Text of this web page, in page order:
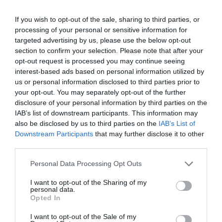
If you wish to opt-out of the sale, sharing to third parties, or
processing of your personal or sensitive information for
targeted advertising by us, please use the below opt-out
section to confirm your selection. Please note that after your
opt-out request is processed you may continue seeing
interest-based ads based on personal information utilized by
us or personal information disclosed to third parties prior to
your opt-out. You may separately opt-out of the further
disclosure of your personal information by third parties on the
IAB’s list of downstream participants. This information may
also be disclosed by us to third parties on the IAB’s List of
Downstream Participants that may further disclose it to other
Personal Data Processing Opt Outs
I want to opt-out of the Sharing of my
personal data.
Opted In
I want to opt-out of the Sale of my
Συνεχίζοντας στον ίδιο τόνο, ο βουλευτής Μεσσηνίας
της Νέας Δημοκρατίας, Γιάννης Λαμπρόπουλος,
υπογράμμισε την προσφορά του Πέτρου Θέμελη,
εστιάζοντας στο μεγαλείο της σταδιοδρομίας του στην
περιοχή, αναφέροντας χαρακτηριστικά:
«Δημιούργησε, έσκαψε, αναστήλωσε και έχουμε
σήμερα και απολαμβάνουμε αυτό το θαύμα της
Αρχαίας Μεσσήνης».
Ακολούθως, ο βουλευτής Μεσσηνίας της Νέας
Δημοκρατίας, Μίλτος Χρυσομάλλης, ανέφερε ότι το
προτομής του «μπορούν να σταθούν ως εφαλτήριο για
τη διαρκή υπενθύμιση του πνεύματός του».